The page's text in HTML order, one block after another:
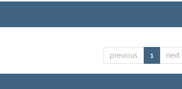
previous 1 next